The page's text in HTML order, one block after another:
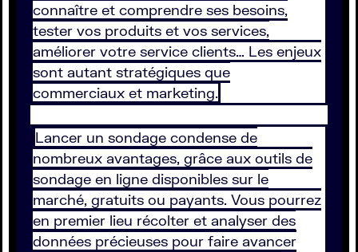
connaître et comprendre ses besoins,
tester vos produits et vos services,
améliorer votre service clients… Les enjeux
sont autant stratégiques que
commerciaux et marketing.
Lancer un sondage condense de
nombreux avantages, grâce aux outils de
sondage en ligne disponibles sur le
marché, gratuits ou payants. Vous pourrez
en premier lieu récolter et analyser des
données précieuses pour faire avancer